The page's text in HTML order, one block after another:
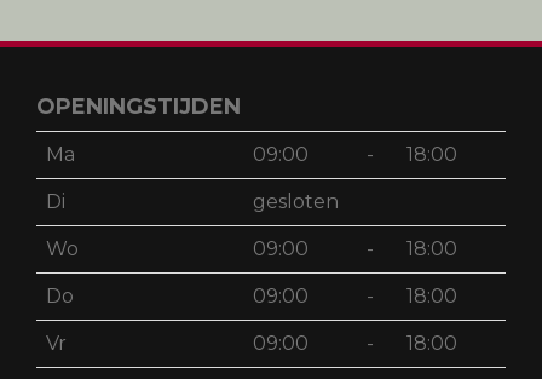
OPENINGSTIJDEN
Ma 09:00 - 18:00
Di gesloten
Wo 09:00 - 18:00
Do 09:00 - 18:00
Vr 09:00 - 18:00